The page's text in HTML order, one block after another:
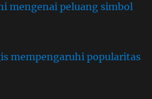
mengenai peluang simbol
mempengaruhi popularitas